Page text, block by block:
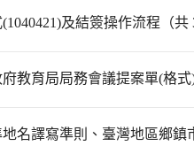
及結簽操作流程（共
教育局局務會議提案單(格式
名譯寫準則、臺灣地區鄉鎮